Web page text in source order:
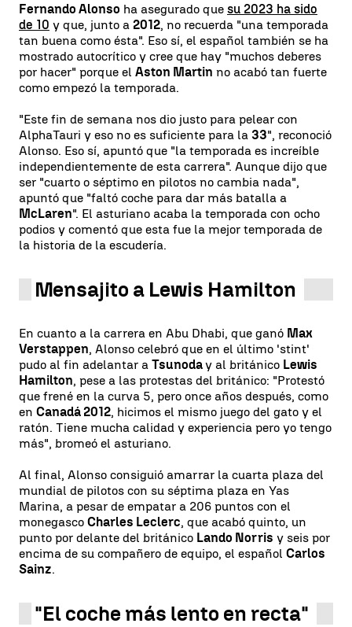
Fernando Alonso ha asegurado que su 2023 ha sido
de 10 y que, junto a 2012, no recuerda "una temporada
tan buena como ésta". Eso sí, el español también se ha
mostrado autocrítico y cree que hay "muchos deberes
por hacer" porque el Aston Martin no acabó tan fuerte
como empezó la temporada.
"Este fin de semana nos dio justo para pelear con
AlphaTauri y eso no es suficiente para la 33", reconoció
Alonso. Eso sí, apuntó que "la temporada es increíble
independientemente de esta carrera". Aunque dijo que
ser "cuarto o séptimo en pilotos no cambia nada",
apuntó que "faltó coche para dar más batalla a
McLaren". El asturiano acaba la temporada con ocho
podios y comentó que esta fue la mejor temporada de
la historia de la escudería.
Mensajito a Lewis Hamilton
En cuanto a la carrera en Abu Dhabi, que ganó Max
Verstappen, Alonso celebró que en el último 'stint'
pudo al fin adelantar a Tsunoday al británico Lewis
Hamilton, pese a las protestas del británico: "Protestó
que frené en la curva 5, pero once años después, como
en Canadá 2012, hicimos el mismo juego del gato y el
ratón. Tiene mucha calidad y experiencia pero yo tengo
más", bromeó el asturiano.
Al final, Alonso consiguió amarrar la cuarta plaza del
mundial de pilotos con su séptima plaza en Yas
Marina, a pesar de empatar a 206 puntos con el
monegasco Charles Leclerc, que acabó quinto, un
punto por delante del británico Lando Norris y seis por
encima de su compañero de equipo, el español Carlos
Sainz.
"El coche más lento en recta"